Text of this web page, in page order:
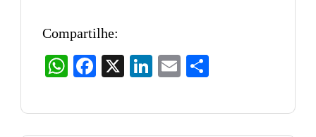
Compartilhe:
WhatsAppFacebook LinkedIn
Email